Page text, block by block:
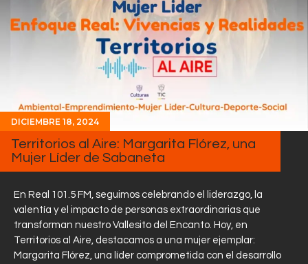
Sobre Nosotros
Contactos
DICIEMBRE 18, 2024
Territorios al Aire: Margarita Flórez, una
Mujer Líder de Sabaneta
En Real 101.5 FM, seguimos celebrando el liderazgo, la
valentía y el impacto de personas extraordinarias que
transforman nuestro Vallesito del Encanto. Hoy, en
Territorios al Aire, destacamos a una mujer ejemplar:
Margarita Flórez, una líder comprometida con el desarrollo